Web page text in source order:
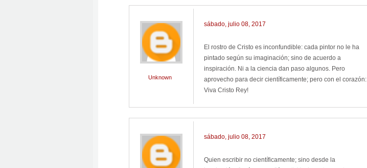
Unknown
sábado, julio 08, 2017
El rostro de Cristo es inconfundible: cada pintor no le ha
pintado según su imaginación; sino de acuerdo a
inspiración. Ni a la ciencia dan paso algunos. Pero
aprovecho para decir científicamente; pero con el corazón:
Viva Cristo Rey!
sábado, julio 08, 2017
Quien escribir no científicamente; sino desde la